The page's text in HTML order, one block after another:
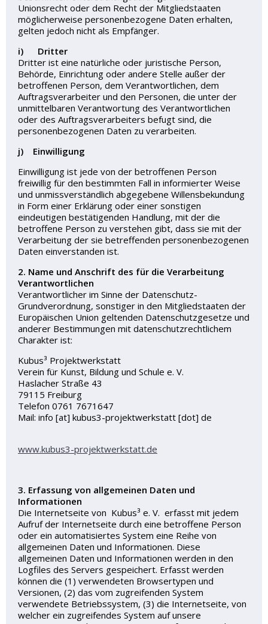
Unionsrecht oder dem Recht der Mitgliedstaaten
möglicherweise personenbezogene Daten erhalten,
gelten jedoch nicht als Empfänger.
i) Dritter
Dritter ist eine natürliche oder juristische Person,
Behörde, Einrichtung oder andere Stelle außer der
betroffenen Person, dem Verantwortlichen, dem
Auftragsverarbeiter und den Personen, die unter der
unmittelbaren Verantwortung des Verantwortlichen
oder des Auftragsverarbeiters befugt sind, die
personenbezogenen Daten zu verarbeiten.
j) Einwilligung
Einwilligung ist jede von der betroffenen Person
freiwillig für den bestimmten Fall in informierter Weise
und unmissverständlich abgegebene Willensbekundung
in Form einer Erklärung oder einer sonstigen
eindeutigen bestätigenden Handlung, mit der die
betroffene Person zu verstehen gibt, dass sie mit der
Verarbeitung der sie betreffenden personenbezogenen
Daten einverstanden ist.
2. Name und Anschrift des für die Verarbeitung
Verantwortlichen
Verantwortlicher im Sinne der Datenschutz-
Grundverordnung, sonstiger in den Mitgliedstaaten der
Europäischen Union geltenden Datenschutzgesetze und
anderer Bestimmungen mit datenschutzrechtlichem
Charakter ist:
Kubus³ Projektwerkstatt
Verein für Kunst, Bildung und Schule e. V.
Haslacher Straße 43
79115 Freiburg
Telefon 0761 7671647
Mail: info [at] kubus3-projektwerkstatt [dot] de
www.kubus3-projektwerkstatt.de
3. Erfassung von allgemeinen Daten und
Informationen
Die Internetseite von Kubus³ e. V. erfasst mit jedem
Aufruf der Internetseite durch eine betroffene Person
oder ein automatisiertes System eine Reihe von
allgemeinen Daten und Informationen. Diese
allgemeinen Daten und Informationen werden in den
Logfiles des Servers gespeichert. Erfasst werden
können die (1) verwendeten Browsertypen und
Versionen, (2) das vom zugreifenden System
verwendete Betriebssystem, (3) die Internetseite, von
welcher ein zugreifendes System auf unsere